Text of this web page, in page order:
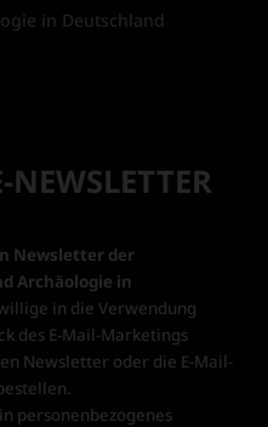
in Deutschland
Newsletter der
Archäologie in
in die Verwendung
des E-Mail-Marketings
Newsletter oder die E-Mail-
personenbezogenes